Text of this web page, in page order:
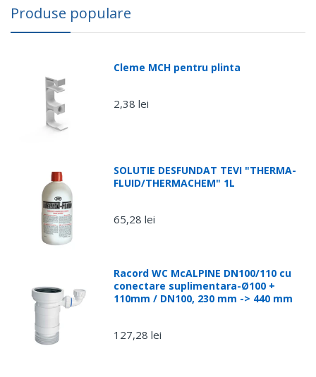
Courier
Vineri
plasate
după ora
Produse populare
Cleme MCH pentru plinta
2,38 lei
SOLUTIE DESFUNDAT TEVI "THERMA-
FLUID/THERMACHEM" 1L
65,28 lei
Racord WC McALPINE DN100/110 cu
conectare suplimentara-Ø100 +
110mm / DN100, 230 mm -> 440 mm
127,28 lei